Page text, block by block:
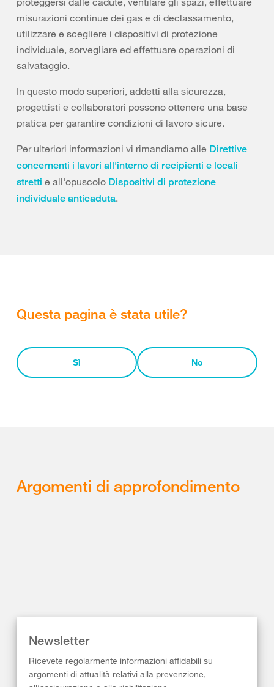
misurazioni continue dei gas e di declassamento,
utilizzare e scegliere i dispositivi di protezione
individuale, sorvegliare ed effettuare operazioni di
salvataggio.
In questo modo superiori, addetti alla sicurezza,
progettisti e collaboratori possono ottenere una base
pratica per garantire condizioni di lavoro sicure.
Per ulteriori informazioni vi rimandiamo alle Direttive
concernenti i lavori all'interno di recipienti e locali
stretti e all'opuscolo Dispositivi di protezione
individuale anticaduta.
Questa pagina è stata utile?
Sì No
Argomenti di approfondimento
Newsletter
Ricevete regolarmente informazioni affidabili su
argomenti di attualità relativi alla prevenzione,